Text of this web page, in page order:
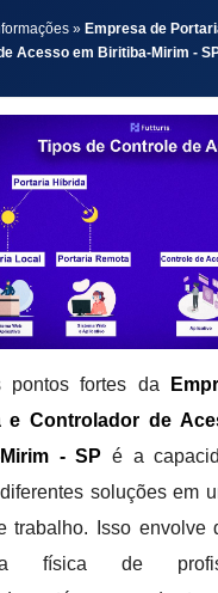
» Empresa de
Acesso em Biritiba-Mirim -
pontos fortes da
e Controlador de
- SP é a
soluções em
trabalho. Isso envolve
física de